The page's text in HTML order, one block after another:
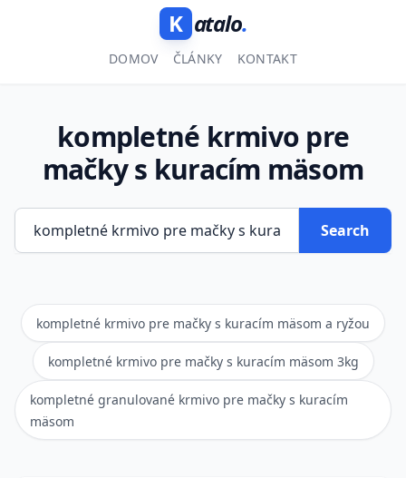
K atalo.
DOMOV ČLÁNKY KONTAKT
kompletné krmivo pre
mačky s kuracím mäsom
Search
kompletné krmivo pre mačky s kuracím mäsom a ryžou
kompletné krmivo pre mačky s kuracím mäsom 3kg
kompletné granulované krmivo pre mačky s kuracím
mäsom